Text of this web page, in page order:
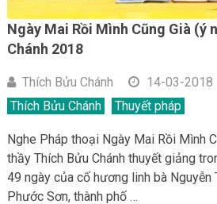
Ngày Mai Rồi Mình Cũng Già (ý
Chánh 2018
Thích Bửu Chánh
14-03-2018
Thích Bửu Chánh
Thuyết pháp
Nghe Pháp thoại Ngày Mai Rồi Mình
thầy Thích Bửu Chánh thuyết giảng
49 ngày của cố hương linh bà Nguyễn
Phước Sơn, thành phố …